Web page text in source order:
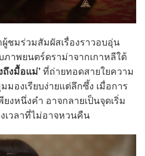
ผู้ชมร่วมสัมผัสเรื่องราวอบอุ่น
าพยนตร์ดราม่าจากเกาหลีใต้
ถึงมื้อแม่’ ที่ถ่ายทอดสายใยความ
องเรียบง่ายแต่ลึกซึ้ง เมื่อการ
งหนึ่งคำ อาจกลายเป็นจุดเริ่ม
เวลาที่ไม่อาจหวนคืน